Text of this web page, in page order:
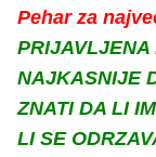
Pehar za
PRIJAVLJENA
NAJKASNIJE
ZNATI DA LI
LI SE